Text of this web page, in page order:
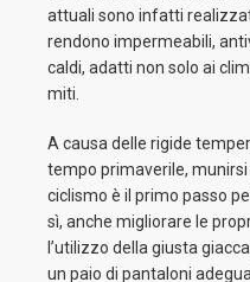
attuali sono infatti
rendono impermeabili,
caldi, adatti non solo ai
miti.
A causa delle rigide
tempo primaverile,
ciclismo è il primo passo
sì, anche migliorare le
l’utilizzo della giusta
un paio di pantaloni